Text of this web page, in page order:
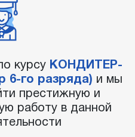
курсу КОНДИТЕР-
6-го разряда) и мы
престижную и
работу в данной